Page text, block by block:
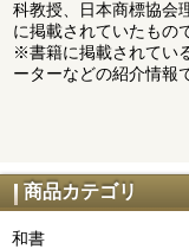
科教授、日本商標協会
に掲載されていたもの
※書籍に掲載されてい
ーターなどの紹介情報
商品カテゴリ
和書